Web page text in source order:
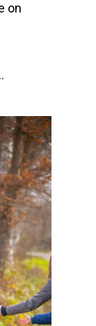
on